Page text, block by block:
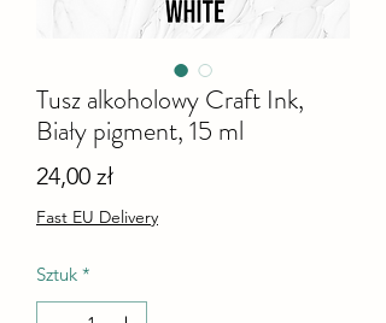
Tusz alkoholowy Craft Ink,
Biały pigment, 15 ml
24,00 złCena
Fast EU Delivery
Sztuk *